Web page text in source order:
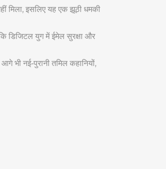
मिला, इसलिए यह एक झूठी धमकी
डिजिटल युग में ईमेल सुरक्षा और
भी नई‑पुरानी तमिल कहानियों,